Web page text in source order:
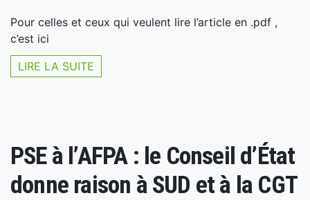
Pour celles et ceux qui veulent lire l’article en .pdf ,
c’est ici
LIRE LA SUITE
PSE à l’AFPA : le Conseil d’État
donne raison à SUD et à la CGT